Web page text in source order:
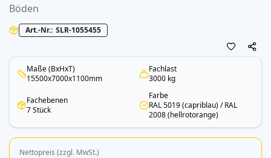
Böden
Art.-Nr. SLR-1055455
Maße (BxHxT)
15500x7000x1100mm
Fachlast
3000 kg
Fachebenen
7 Stück
Farbe
RAL 5019 (capriblau) / RAL
2008 (hellrotorange)
Nettopreis (zzgl. MwSt.)